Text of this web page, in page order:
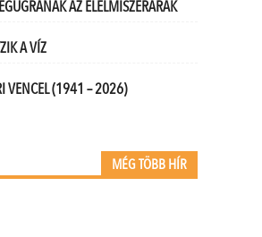
AZ ÉLELMISZERÁRAK
A VÍZ
VENCEL (1941 – 2026)
MÉG TÖBB HÍR